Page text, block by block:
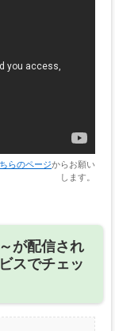
らのページからお願い
します。
が配信され
スでチェッ